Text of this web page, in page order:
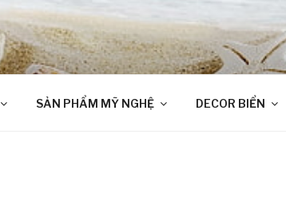
SẢN PHẨM MỸ NGHỆ DECOR BIỂN